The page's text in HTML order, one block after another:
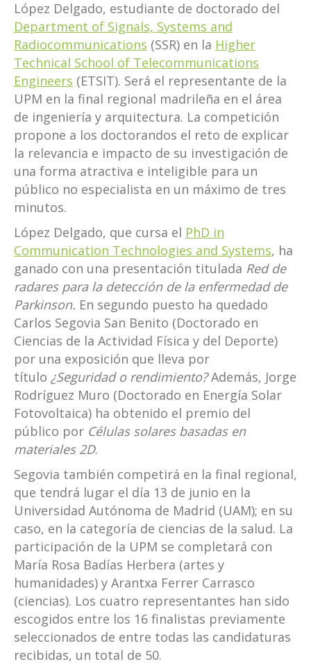
López Delgado, estudiante de doctorado del
Department of Signals, Systems and
Radiocommunications (SSR) en la Higher
Technical School of Telecommunications
Engineers (ETSIT). Será el representante de la
UPM en la final regional madrileña en el área
de ingeniería y arquitectura. La competición
propone a los doctorandos el reto de explicar
la relevancia e impacto de su investigación de
una forma atractiva e inteligible para un
público no especialista en un máximo de tres
minutos.
López Delgado, que cursa el PhD in
Communication Technologies and Systems, ha
ganado con una presentación titulada Red de
radares para la detección de la enfermedad de
Parkinson. En segundo puesto ha quedado
Carlos Segovia San Benito (Doctorado en
Ciencias de la Actividad Física y del Deporte)
por una exposición que lleva por
título ¿Seguridad o rendimiento?Además, Jorge
Rodríguez Muro (Doctorado en Energía Solar
Fotovoltaica) ha obtenido el premio del
público por Células solares basadas en
materiales 2D.
Segovia también competirá en la final regional,
que tendrá lugar el día 13 de junio en la
Universidad Autónoma de Madrid (UAM); en su
caso, en la categoría de ciencias de la salud. La
participación de la UPM se completará con
María Rosa Badías Herbera (artes y
humanidades) y Arantxa Ferrer Carrasco
(ciencias). Los cuatro representantes han sido
escogidos entre los 16 finalistas previamente
seleccionados de entre todas las candidaturas
recibidas, un total de 50.